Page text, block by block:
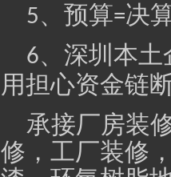
5、预算=决
6、深圳本
用担心资金链
承接厂房装
修，工厂装修